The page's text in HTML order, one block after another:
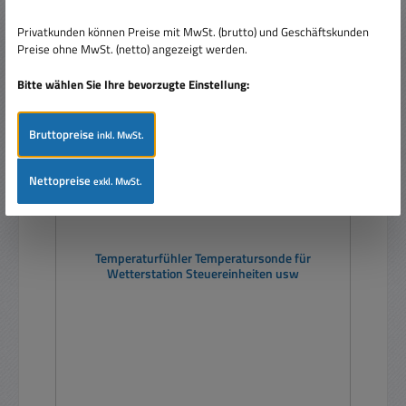
Nur 1 auf Lager!
Temperaturfühler Temperatursonde für
Wetterstation Steuereinheiten usw
Privatkunden können Preise mit MwSt. (brutto) und Geschäftskunden
Preise ohne MwSt. (netto) angezeigt werden.
Bitte wählen Sie Ihre bevorzugte Einstellung:
Bruttopreiseinkl. MwSt.
Nettopreiseexkl. MwSt.